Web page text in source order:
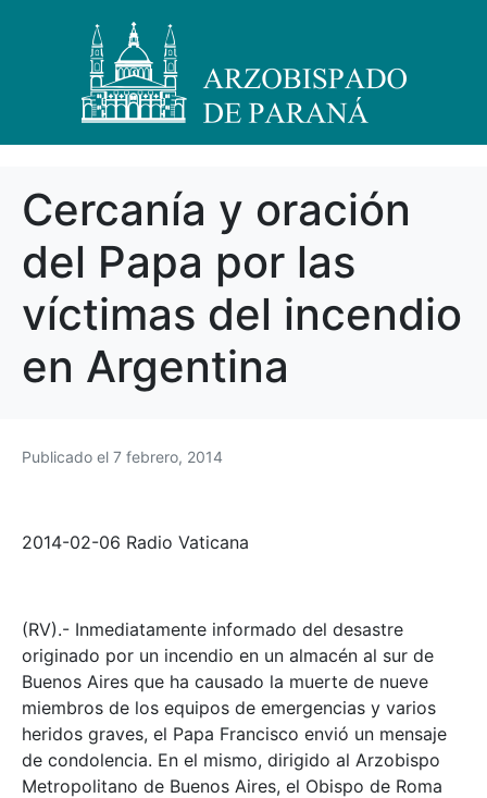
Cercanía y oración
del Papa por las
víctimas del incendio
en Argentina
Publicado el 7 febrero, 2014
2014-02-06 Radio Vaticana
(RV).- Inmediatamente informado del desastre
originado por un incendio en un almacén al sur de
Buenos Aires que ha causado la muerte de nueve
miembros de los equipos de emergencias y varios
heridos graves, el Papa Francisco envió un mensaje
de condolencia. En el mismo, dirigido al Arzobispo
Metropolitano de Buenos Aires, el Obispo de Roma